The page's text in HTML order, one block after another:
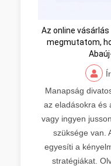
Az online
megmutatom,
Manapság
az eladásokra és
vagy ingyen
szüksége van.
egyesíti a
stratégiákat.